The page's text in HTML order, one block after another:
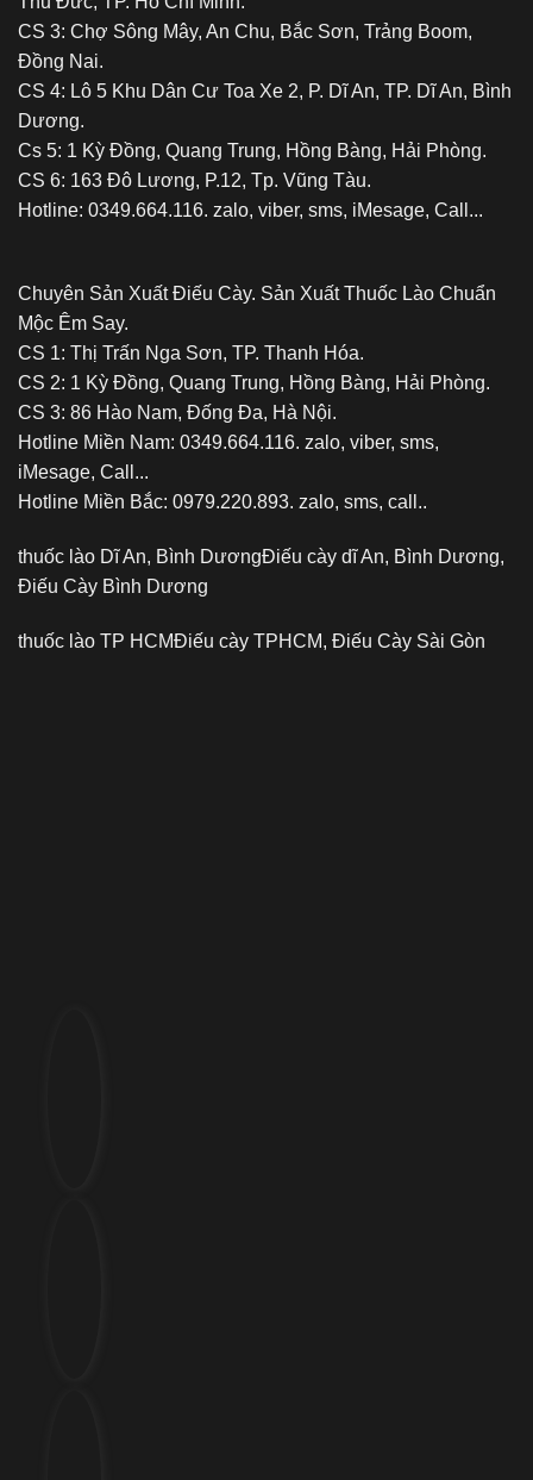
CS 3: Chợ Sông Mây, An Chu, Bắc Sơn, Trảng Boom,
Đồng Nai.
CS 4: Lô 5 Khu Dân Cư Toa Xe 2, P. Dĩ An, TP. Dĩ An, Bình
Dương.
Cs 5: 1 Kỳ Đồng, Quang Trung, Hồng Bàng, Hải Phòng.
CS 6: 163 Đô Lương, P.12, Tp. Vũng Tàu.
Hotline: 0349.664.116. zalo, viber, sms, iMesage, Call...
Chuyên Sản Xuất Điếu Cày. Sản Xuất Thuốc Lào Chuẩn
Mộc Êm Say.
CS 1: Thị Trấn Nga Sơn, TP. Thanh Hóa.
CS 2: 1 Kỳ Đồng, Quang Trung, Hồng Bàng, Hải Phòng.
CS 3: 86 Hào Nam, Đống Đa, Hà Nội.
Hotline Miền Nam: 0349.664.116. zalo, viber, sms,
iMesage, Call...
Hotline Miền Bắc: 0979.220.893. zalo, sms, call..
thuốc lào Dĩ An, Bình DươngĐiếu cày dĩ An, Bình Dương,
Điếu Cày Bình Dương
thuốc lào TP HCMĐiếu cày TPHCM, Điếu Cày Sài Gòn